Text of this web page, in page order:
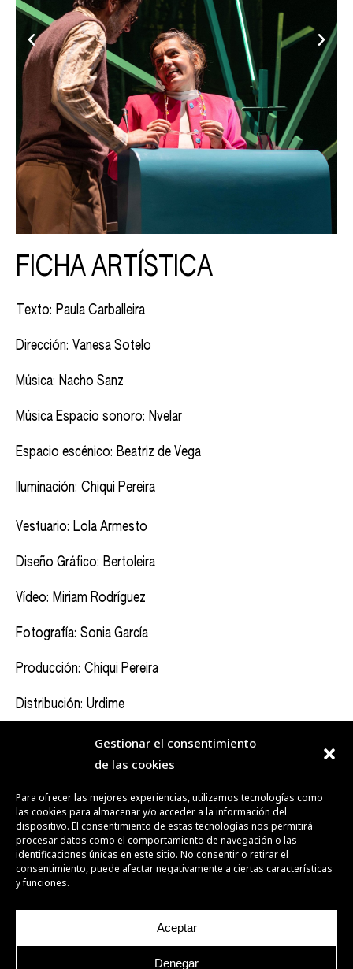
Gestionar el consentimiento
de las cookies
Para ofrecer las mejores experiencias, utilizamos tecnologías como
las cookies para almacenar y/o acceder a la información del
dispositivo. El consentimiento de estas tecnologías nos permitirá
procesar datos como el comportamiento de navegación o las
identificaciones únicas en este sitio. No consentir o retirar el
consentimiento, puede afectar negativamente a ciertas características
y funciones.
Aceptar
Denegar
FICHA ARTÍSTICA
Texto: Paula Carballeira
Dirección: Vanesa Sotelo
Música: Nacho Sanz
Música Espacio sonoro: Nvelar
Espacio escénico: Beatriz de Vega
Iluminación: Chiqui Pereira
Vestuario: Lola Armesto
Diseño Gráfico: Bertoleira
Vídeo: Miriam Rodríguez
Fotografía: Sonia García
Producción: Chiqui Pereira
Distribución: Urdime
DEL 06 AL 15.11.2026